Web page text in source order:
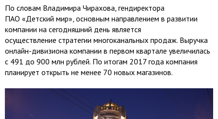
По словам Владимира Чирахова, гендиректора
ПАО «Детский мир», основным направлением в развитии
компании на сегодняшний день является
осуществление стратегии многоканальных продаж. Выручка
онлайн-дивизиона компании в первом квартале увеличилась
с 491 до 900 млн рублей. По итогам 2017 года компания
планирует открыть не менее 70 новых магазинов.